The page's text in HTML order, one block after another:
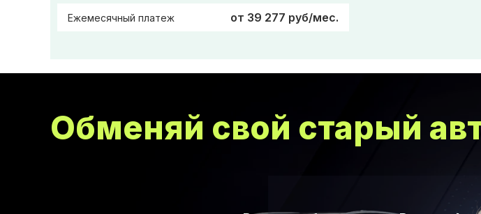
Ежемесячный платеж от 39 277 руб/мес.
Обменяй свой старый